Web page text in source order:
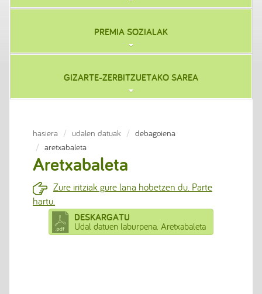
PREMIA SOZIALAK
GIZARTE-ZERBITZUETAKO SAREA
hasiera udalen datuak
debagoiena
aretxabaleta
Aretxabaleta
Zure iritziak gure lana hobetzen du. Parte
hartu.
DESKARGATU
Udal datuen laburpena. Aretxabaleta